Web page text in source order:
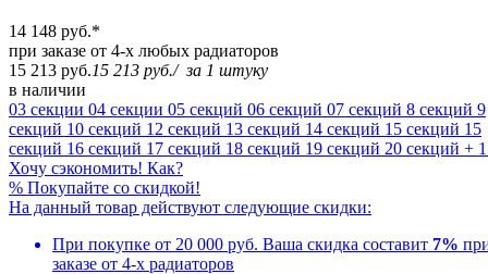
14 148 руб.*
при заказе от 4-х любых радиаторов
15 213 руб.15 213 руб./за 1 штуку
в наличии
03 секции 04 секции 05 секций 06 секций 07 секций 8 секций 9
секций 10 секций 12 секций 13 секций 14 секций 15 секций 15
секций 16 секций 17 секций 18 секций 19 секций 20 секций +
Хочу сэкономить! Как?
% Покупайте со скидкой!
На данный товар действуют следующие скидки:
При покупке от 20 000 руб. Ваша скидка составит 7%
заказе от 4-х радиаторов